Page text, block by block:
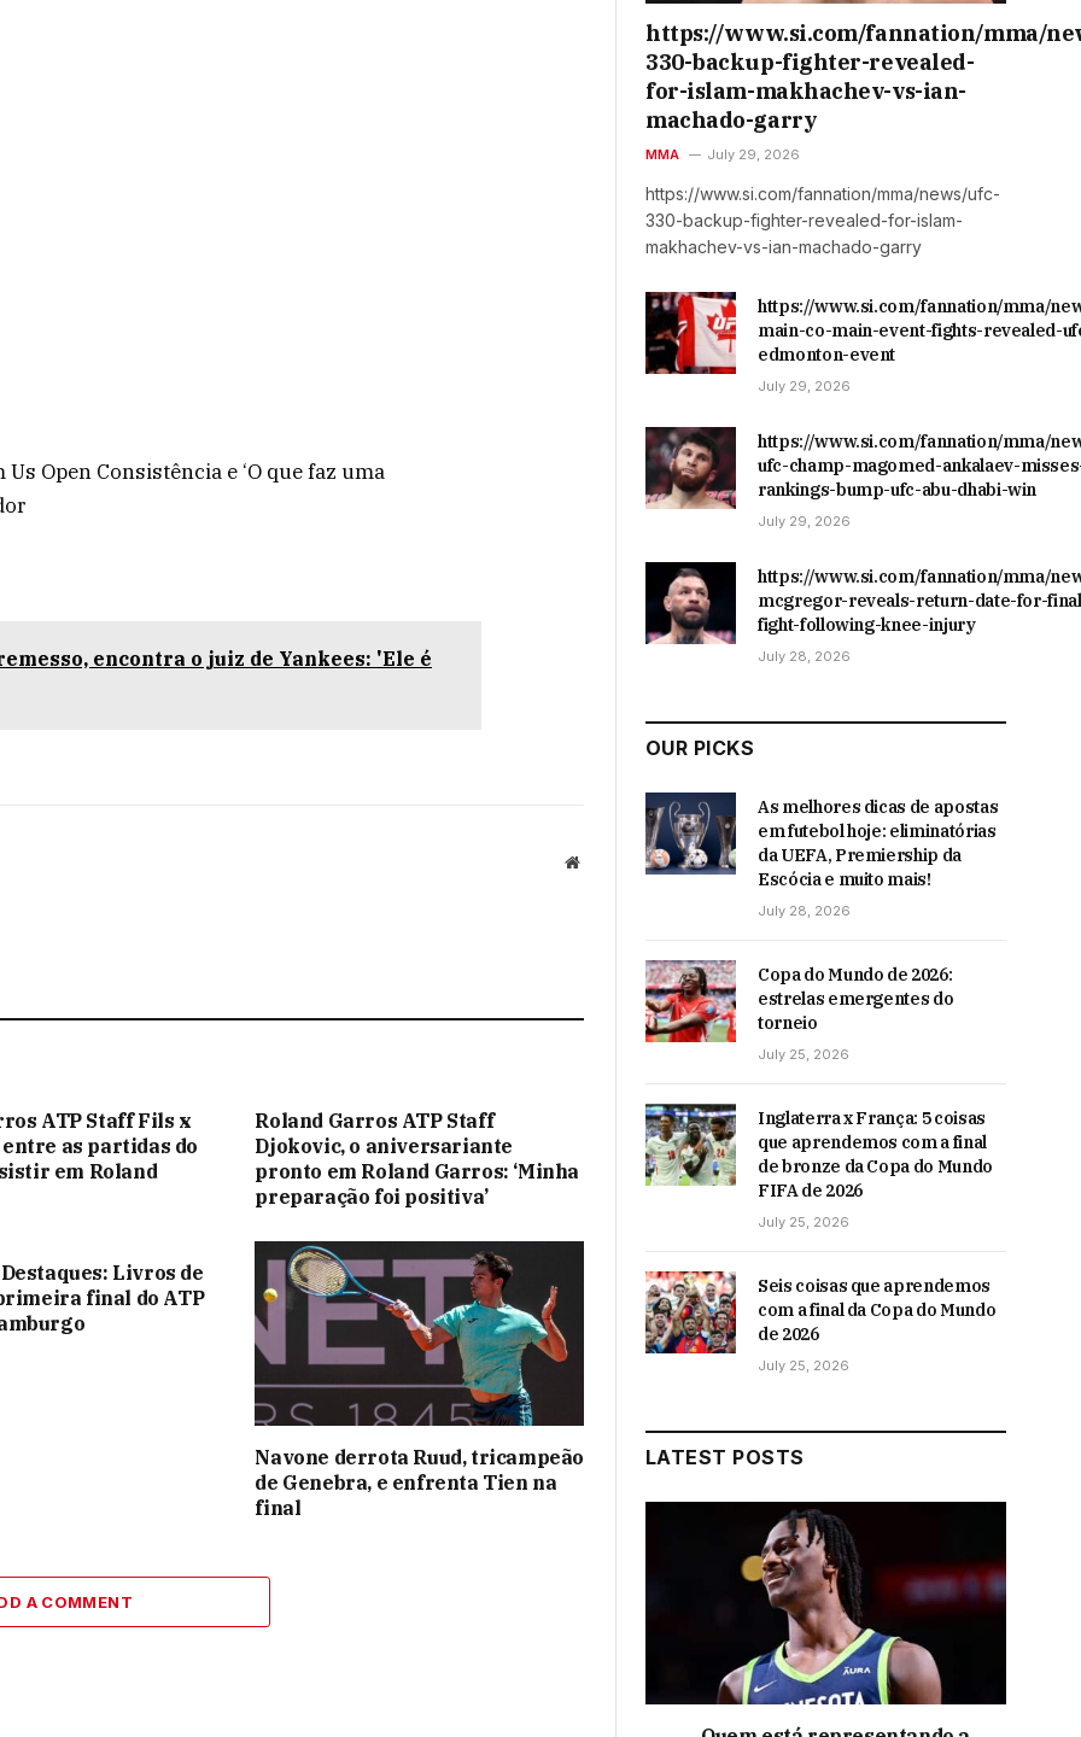
Open Consistência e ‘O que faz uma
encontra o juiz de Yankees: 'Ele é
Website
ATP Staff Fils x
as partidas do
em Roland
Roland Garros ATP Staff
Djokovic, o aniversariante
pronto em Roland Garros: ‘Minha
preparação foi positiva’
Livros de
final do ATP
Navone derrota Ruud, tricampeão
de Genebra, e enfrenta Tien na
final
A COMMENT
https://www.si.com/fannation/mma/
330-backup-fighter-revealed-
for-islam-makhachev-vs-ian-
machado-garry
MMA July 29, 2026
https://www.si.com/fannation/mma/news/ufc-
330-backup-fighter-revealed-for-islam-
makhachev-vs-ian-machado-garry
https://www.si.com/fannation/mma/
main-co-main-event-fights-revealed-
edmonton-event
July 29, 2026
https://www.si.com/fannation/mma/
ufc-champ-magomed-ankalaev-
rankings-bump-ufc-abu-dhabi-win
July 29, 2026
https://www.si.com/fannation/mma/
mcgregor-reveals-return-date-for-
fight-following-knee-injury
July 28, 2026
OUR PICKS
As melhores dicas de apostas
em futebol hoje: eliminatórias
da UEFA, Premiership da
Escócia e muito mais!
July 28, 2026
Copa do Mundo de 2026:
estrelas emergentes do
torneio
July 25, 2026
Inglaterra x França: 5 coisas
que aprendemos com a final
de bronze da Copa do Mundo
FIFA de 2026
July 25, 2026
Seis coisas que aprendemos
com a final da Copa do Mundo
de 2026
July 25, 2026
LATEST POSTS